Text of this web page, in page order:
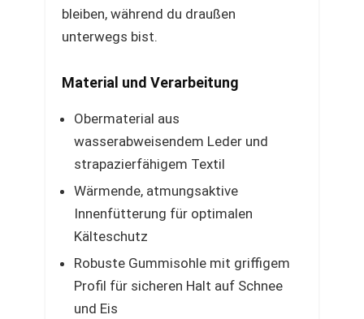
bleiben, während du draußen
unterwegs bist.
Material und Verarbeitung
Obermaterial aus
wasserabweisendem Leder und
strapazierfähigem Textil
Wärmende, atmungsaktive
Innenfütterung für optimalen
Kälteschutz
Robuste Gummisohle mit griffigem
Profil für sicheren Halt auf Schnee
und Eis